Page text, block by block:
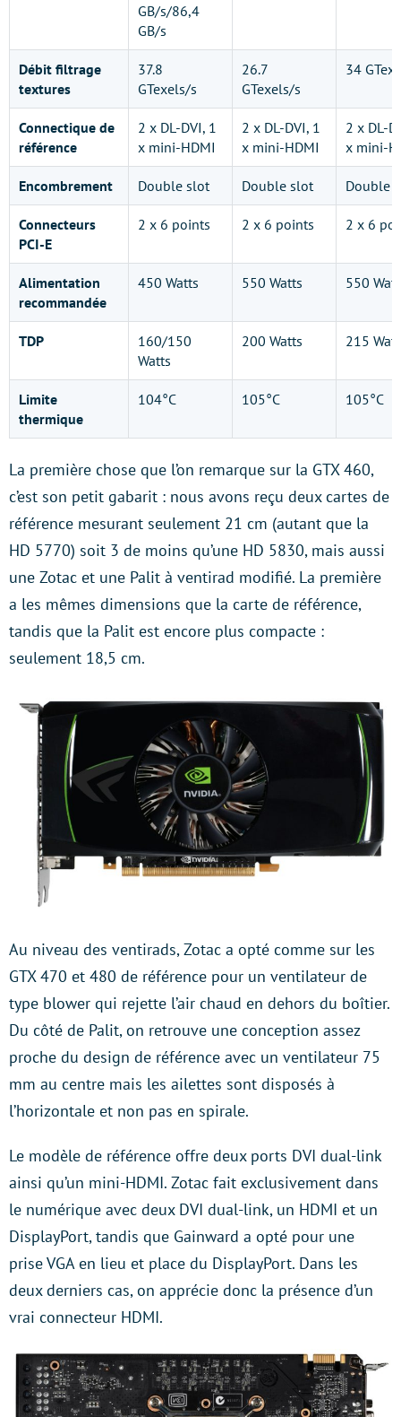
GB/s/86,4
GB/s
Débit filtrage
textures
37.8
GTexels/s
26.7
GTexels/s
34
Connectique de
référence
2 x DL-DVI, 1
x mini-HDMI
2 x DL-DVI, 1
x mini-HDMI
2 x DL-
x mini-
Encombrement Double slot Double slot Double
Connecteurs
PCI-E
2 x 6 points 2 x 6 points 2 x 6
Alimentation
recommandée
450 Watts 550 Watts 550
TDP
160/150
Watts
200 Watts 215
Limite
thermique
104°C 105°C 105°C
La première chose que l’on remarque sur la GTX 460,
c’est son petit gabarit : nous avons reçu deux cartes de
référence mesurant seulement 21 cm (autant que la
HD 5770) soit 3 de moins qu’une HD 5830, mais aussi
une Zotac et une Palit à ventirad modifié. La première
a les mêmes dimensions que la carte de référence,
tandis que la Palit est encore plus compacte :
seulement 18,5 cm.
Au niveau des ventirads, Zotac a opté comme sur les
GTX 470 et 480 de référence pour un ventilateur de
type blower qui rejette l’air chaud en dehors du boîtier.
Du côté de Palit, on retrouve une conception assez
proche du design de référence avec un ventilateur 75
mm au centre mais les ailettes sont disposés à
l’horizontale et non pas en spirale.
Le modèle de référence offre deux ports DVI dual-link
ainsi qu’un mini-HDMI. Zotac fait exclusivement dans
le numérique avec deux DVI dual-link, un HDMI et un
DisplayPort, tandis que Gainward a opté pour une
prise VGA en lieu et place du DisplayPort. Dans les
deux derniers cas, on apprécie donc la présence d’un
vrai connecteur HDMI.